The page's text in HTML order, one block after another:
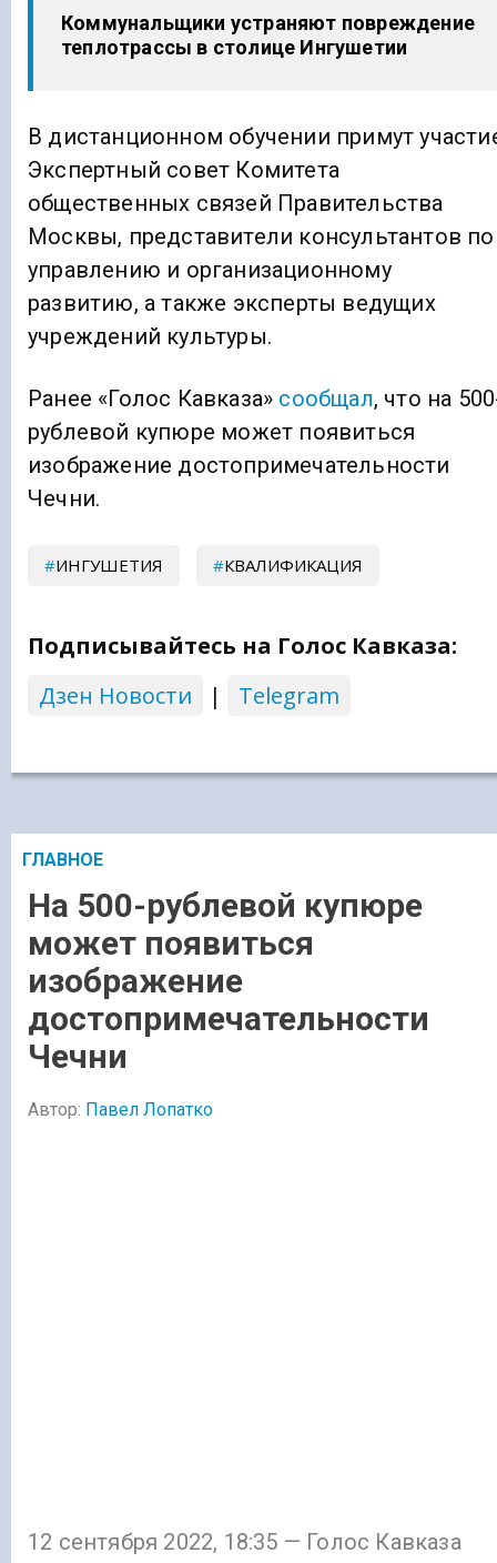
Коммунальщики устраняют повреждение
теплотрассы в столице Ингушетии
В дистанционном обучении примут
Экспертный совет Комитета
общественных связей Правительства
Москвы, представители консультантов по
управлению и организационному
развитию, а также эксперты ведущих
учреждений культуры.
Ранее «Голос Кавказа» сообщал, что на
рублевой купюре может появиться
изображение достопримечательности
Чечни.
ИНГУШЕТИЯ КВАЛИФИКАЦИЯ
Подписывайтесь на Голос Кавказа:
Дзен Новости
| Telegram
ГЛАВНОЕ
На 500-рублевой купюре
может появиться
изображение
достопримечательности
Чечни
Автор: Павел Лопатко
12 сентября 2022, 18:35 — Голос Кавказа